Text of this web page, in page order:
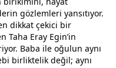
gözlemleri yansıtıyor.
dikkat çekici bir
Taha Eray Egin’in
Baba ile oğulun aynı
birliktelik değil; aynı